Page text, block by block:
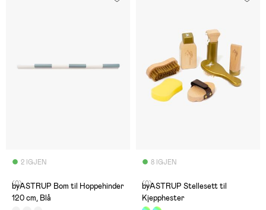
2 IGJEN
(0)
byASTRUP Bom til Hoppehinder
120 cm, Blå
8 IGJEN
(0)
byASTRUP Stellesett til
Kjepphester